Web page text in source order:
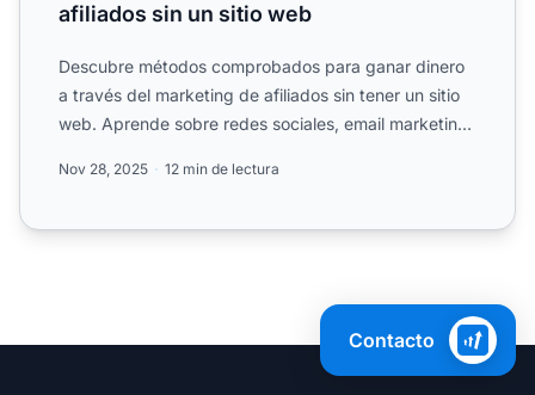
afiliados sin un sitio web
Descubre métodos comprobados para ganar dinero
a través del marketing de afiliados sin tener un sitio
web. Aprende sobre redes sociales, email marketing
Nov 28, 2025 12 min de lectura
Contacto